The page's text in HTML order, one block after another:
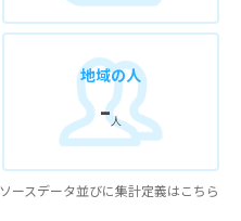
地域の人
-人
ソースデータ並びに集計定義はこちら